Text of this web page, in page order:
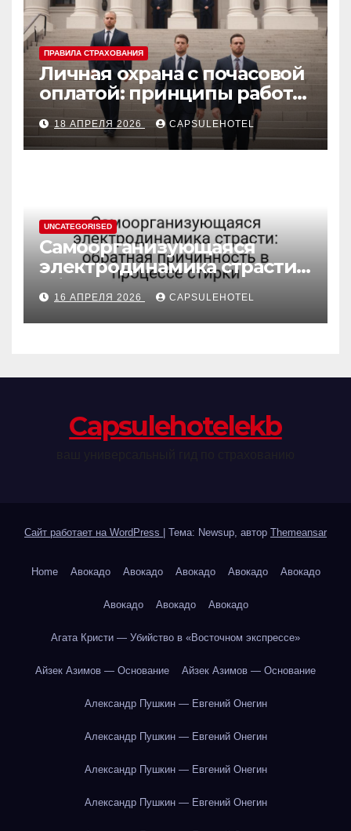
ПРАВИЛА СТРАХОВАНИЯ
Личная охрана с почасовой
оплатой: принципы работы
и правовые аспекты
18 АПРЕЛЯ 2026 CAPSULEHOTEL
UNCATEGORISED
Самоорганизующаяся
электродинамика страсти:
обратная причинность в
процессе стирки
16 АПРЕЛЯ 2026 CAPSULEHOTEL
Сapsulehotelekb
Сайт работает на WordPress Тема: Newsup, автор Themeansar
Home Авокадо Авокадо Авокадо Авокадо Авокадо
Авокадо Авокадо Авокадо
Агата Кристи — Убийство в «Восточном экспрессе»
Айзек Азимов — Основание Айзек Азимов — Основание
Александр Пушкин — Евгений Онегин
Александр Пушкин — Евгений Онегин
Александр Пушкин — Евгений Онегин
Александр Пушкин — Евгений Онегин